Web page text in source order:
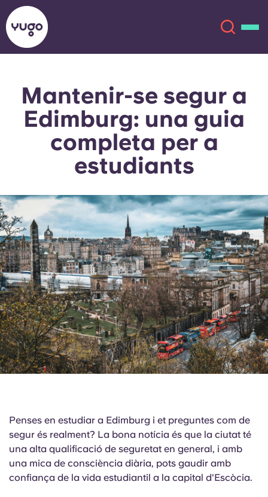
Sobre
Ubicacions
Compte Llengua
English (GB)
English (US)
Chinese
Español
Deutsch
Italian
Selecciona un país
Selecciona una ciutat
Selecciona una residència
Inicia la sessió
Reserva ara
English (GB)
English (US)
Chinese Español
Italian French
Portuguese
Mantenir-se segur a
Edimburg: una guia
completa per a
estudiants
Penses en estudiar a Edimburg i et preguntes com de
segur és realment? La bona notícia és que la ciutat té
una alta qualificació de seguretat en general, i amb
una mica de consciència diària, pots gaudir amb
confiança de la vida estudiantil a la capital d'Escòcia.